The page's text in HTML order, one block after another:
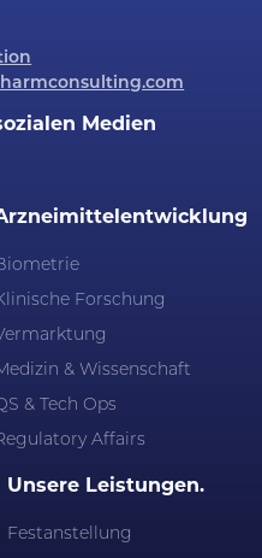
Medien
Forschung
& Wissenschaft
& Tech Ops
Affairs
Unsere Leistungen.
Festanstellung